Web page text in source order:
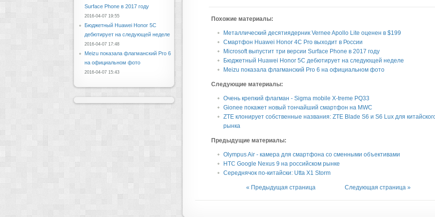
Похожие материалы:
Металлический десятиядерник Vernee Apollo Lite оценен в $199
Смартфон Huawei Honor 4C Pro выходит в России
Microsoft выпустит три версии Surface Phone в 2017 году
Бюджетный Huawei Honor 5C дебютирует на следующей неделе
Meizu показала флагманский Pro 6 на официальном фото
Следующие материалы:
Очень крепкий флагман - Sigma mobile X-treme PQ33
Gionee покажет новый тончайший смартфон на MWC
ZTE клонирует собственные названия: ZTE Blade S6 и S6 Lux для
рынка
Предыдущие материалы:
Olympus Air - камера для смартфона со сменными объективами
HTC Google Nexus 9 на российском рынке
Середнячок по-китайски: Utta X1 Storm
« Предыдущая страница Следующая страница »
Surface Phone в 2017 году
2016-04-07 19:55
Бюджетный Huawei Honor 5C
дебютирует на следующей неделе
2016-04-07 17:48
Meizu показала флагманский Pro 6
на официальном фото
2016-04-07 15:43